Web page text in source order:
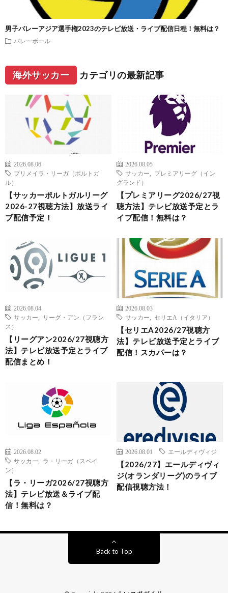
男子バレーアジア選手権2023のテレビ放送・ライブ配信日程！無料は？
バレーボール
海外サッカー カテゴリの最新記事
2026.08.06
プリメイラ・リーガ（ポルトガ
ル）
【サッカーポルトガルリーグ
2026-27視聴方法】放送ライ
ブ配信予定！
2026.08.05
サッカー
プレミアリーグ（イン
グランド）
【プレミアリーグ2026/27視
聴方法】テレビ放送予定とラ
イブ配信！無料は？
2026.08.04
サッカー
リーグ・アン（フラン
ス）
【リーグアン2026/27視聴方
法】テレビ放送予定とライブ
配信まとめ！
2026.08.03
サッカー
セリエA（イタリア）
【セリエA2026/27視聴方
法】テレビ放送予定とライブ
配信！スカパーは？
2026.08.02
サッカー
ラ・リーガ（スペイ
ン）
【ラ・リーガ2026/27視聴方
法】テレビ放送＆ライブ配
信！無料は？
2026.08.01 エールディヴィジ
【2026/27】エールディヴィ
ジ(オランダリーグ)のライブ
配信視聴方法！
Back to Top